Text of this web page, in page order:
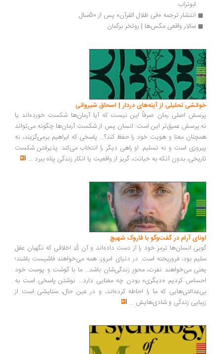
انتشار ترجمه «فی ظلال القرآن» پس از 50سال
سالار واقعی مگس‌ها | روتخر برگمان
تحلیلی از آینه‌های دردار | اسحاق شیروانی
اصلی رمان صرفاً این نیست که آیا آرمان‌ها شکست خورده‌اند یا
عمیق‌تر این است: انسان پس از شکست آرمان‌ها چگونه می‌تواند
معنا و هویت خود را حفظ کند؟... پاسخی که ابراهیم برمی‌گزیند، نه
است و نه تسلیم. او راهی دیگر را انتخاب می‌کند: پذیرفتن شکست
بدون آنکه به خیانت، گریز از واقعیت یا انکار زندگی پناه ببرد...
آرام در گفت‌وگو با فاروک شهیچ‭
انسان‌ها ترمزِ خود را از دست داده‌اند و آن کُدِ اخلاقی که نگهبان عقل
بود، فروریخته است. در دنیای امروز، همه می‌خواهند فاشیست باشند؛
می‌خواهند نفرت، محورِ زندگی‌شان باشد... ما با گوشت و پوست خود
کردیم «دیگری» بودن چه معنایی دارد... نوشتن پاسخی است به
که ما را احاطه کرده‌اند، و در عین حال، ستایشی است از
زندگی و شادی‌هایش...